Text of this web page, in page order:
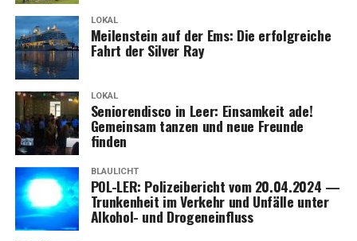
LOKAL
Mei­len­stein auf der Ems: Die erfolg­rei­che
Fahrt der Sil­ver Ray
LOKAL
Senio­ren­dis­co in Leer: Ein­sam­keit ade!
Gemein­sam tan­zen und neue Freun­de
finden
BLAULICHT
POL-LER: Poli­zei­be­richt vom 20.04.2024 —
Trun­ken­heit im Ver­kehr und Unfäl­le unter
Alko­hol- und Drogeneinfluss